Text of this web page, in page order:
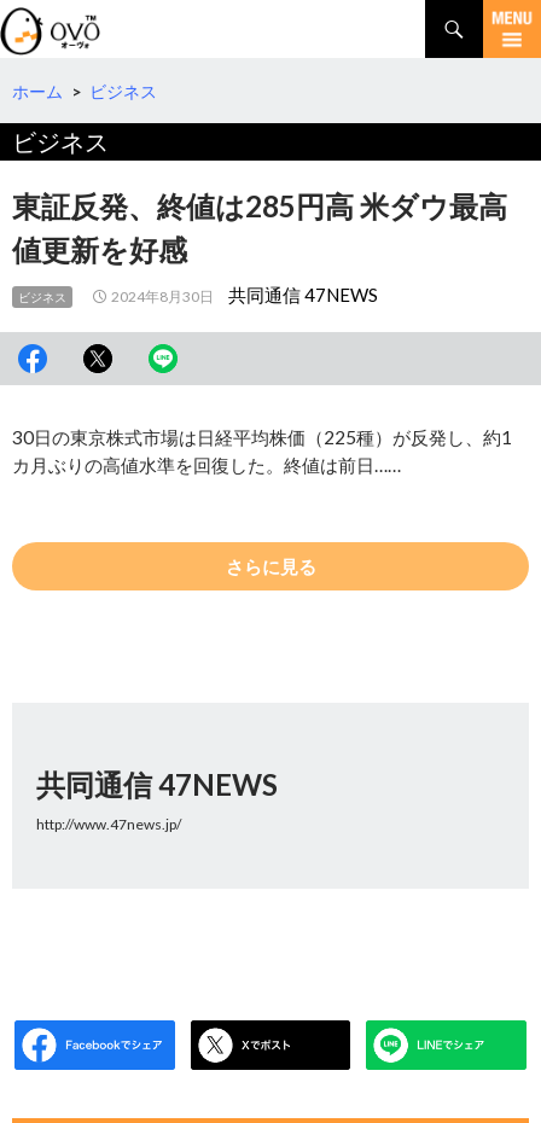
検
索
コ
テ
へ
移
動
ホーム > ビジネス
ビジネス
東証反発、終値は285円高 米ダウ最高
値更新を好感
ビジネス 2024年8月30日 共同通信 47NEWS
30日の東京株式市場は日経平均株価（225種）が反発し、約1
カ月ぶりの高値水準を回復した。終値は前日……
さらに見る
共同通信 47NEWS
http://www.47news.jp/